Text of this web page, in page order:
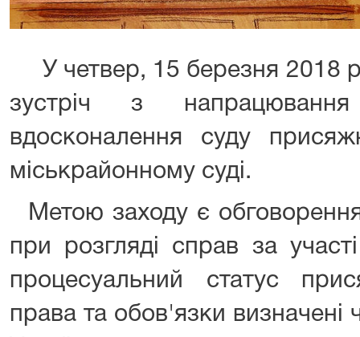
У четвер, 15 березня 2018
зустріч з
вдосконалення суду
міськрайонному суді.
Метою заходу є
при розгляді справ за
процесуальний статус
права та обов'язки